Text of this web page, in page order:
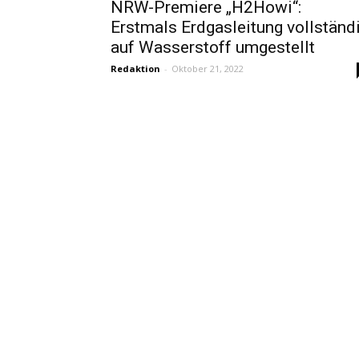
NRW-Premiere „H2Howi“:
Erstmals Erdgasleitung
auf Wasserstoff umgestellt
Redaktion - Oktober 21, 2022